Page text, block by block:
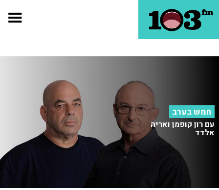
חמש בערב
עם רון קופמן ואריה
אלדד